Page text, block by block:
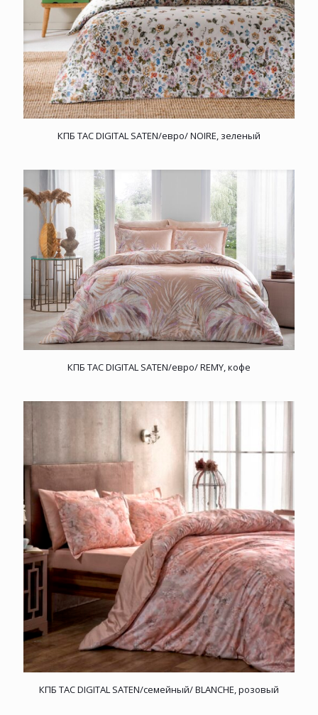
КПБ TAC DIGITAL SATEN/евро/ NOIRE, зеленый
КПБ TAC DIGITAL SATEN/евро/ REMY, кофе
КПБ TAC DIGITAL SATEN/семейный/ BLANCHE, розовый